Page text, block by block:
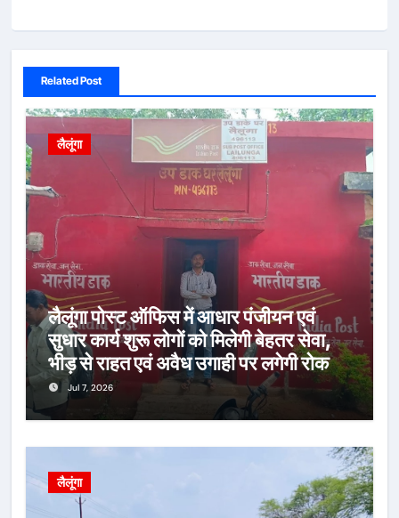
Related Post
लैलूंगा
लैलूंगा पोस्ट ऑफिस में आधार पंजीयन एवं
सुधार कार्य शुरू लोगों को मिलेगी बेहतर सेवा,
भीड़ से राहत एवं अवैध उगाही पर लगेगी रोक
Jul 7, 2026
लैलूंगा